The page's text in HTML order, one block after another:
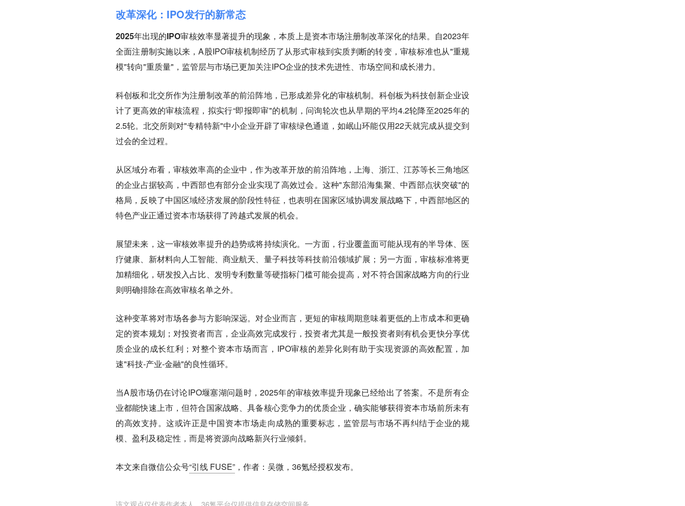
改革深化：IPO发行的新常态
2025年出现的IPO审核效率显著提升的现象，本质上是资本市场注册制改革深化的结果。自2023年
全面注册制实施以来，A股IPO审核机制经历了从形式审核到实质判断的转变，审核标准也从"重规
模"转向"重质量"，监管层与市场已更加关注IPO企业的技术先进性、市场空间和成长潜力。
科创板和北交所作为注册制改革的前沿阵地，已形成差异化的审核机制。科创板为科技创新企业设
计了更高效的审核流程，拟实行“即报即审"的机制，问询轮次也从早期的平均4.2轮降至2025年的
2.5轮。北交所则对"专精特新"中小企业开辟了审核绿色通道，如岷山环能仅用22天就完成从提交到
过会的全过程。
从区域分布看，审核效率高的企业中，作为改革开放的前沿阵地，上海、浙江、江苏等长三角地区
的企业占据较高，中西部也有部分企业实现了高效过会。这种"东部沿海集聚、中西部点状突破"的
格局，反映了中国区域经济发展的阶段性特征，也表明在国家区域协调发展战略下，中西部地区的
特色产业正通过资本市场获得了跨越式发展的机会。
展望未来，这一审核效率提升的趋势或将持续演化。一方面，行业覆盖面可能从现有的半导体、医
疗健康、新材料向人工智能、商业航天、量子科技等科技前沿领域扩展；另一方面，审核标准将更
加精细化，研发投入占比、发明专利数量等硬指标门槛可能会提高，对不符合国家战略方向的行业
则明确排除在高效审核名单之外。
这种变革将对市场各参与方影响深远。对企业而言，更短的审核周期意味着更低的上市成本和更确
定的资本规划；对投资者而言，企业高效完成发行，投资者尤其是一般投资者则有机会更快分享优
质企业的成长红利；对整个资本市场而言，IPO审核的差异化则有助于实现资源的高效配置，加
速"科技-产业-金融"的良性循环。
当A股市场仍在讨论IPO堰塞湖问题时，2025年的审核效率提升现象已经给出了答案。不是所有企
业都能快速上市，但符合国家战略、具备核心竞争力的优质企业，确实能够获得资本市场前所未有
的高效支持。这或许正是中国资本市场走向成熟的重要标志，监管层与市场不再纠结于企业的规
模、盈利及稳定性，而是将资源向战略新兴行业倾斜。
本文来自微信公众号“引线 FUSE” ，作者：吴微，36氪经授权发布。
该文观点仅代表作者本人，36氪平台仅提供信息存储空间服务。